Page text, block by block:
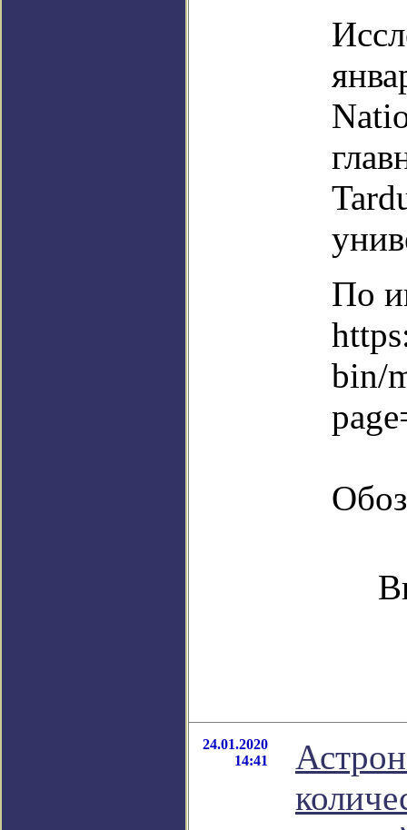
По
bin/
24.01.2020
14:41